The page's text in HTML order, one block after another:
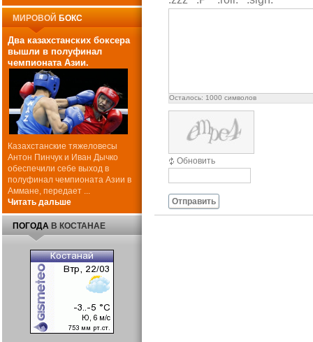
Осталось: 1000 символов
Обновить
Отправить
МИРОВОЙ БОКС
Два казахстанских боксера
вышли в полуфинал
чемпионата Азии.
Казахстанские тяжеловесы
Антон Пинчук и Иван Дычко
обеспечили себе выход в
полуфинал чемпионата Азии в
Аммане, передает ...
Читать дальше
ПОГОДА В КОСТАНАЕ